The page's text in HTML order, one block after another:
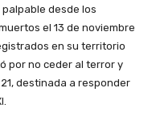
desde los
el 13 de noviembre
en su territorio
por no ceder al terror y
destinada a responder